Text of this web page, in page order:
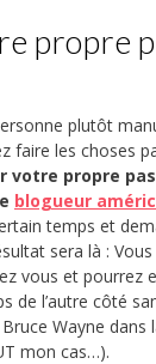
propre
plutôt
faire les choses
votre propre
blogueur
temps et
sera là :
vous et pourrez
de l’autre côté
Wayne dans
mon cas…).